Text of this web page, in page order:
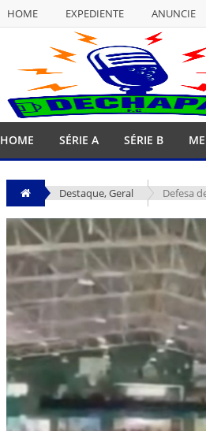
HOME EXPEDIENTE ANUNCIE
EXPEDIENTE ANUNCIE
HOME SÉRIE A SÉRIE B
Destaque,Geral Defesa